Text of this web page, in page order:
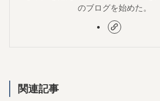
のブログを始めた。
関連記事